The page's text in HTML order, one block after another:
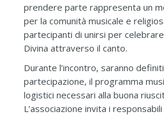
prendere parte rappresenta un
per la comunità musicale e
partecipanti di unirsi per
Divina attraverso il canto.
Durante l’incontro, saranno
partecipazione, il programma
logistici necessari alla buona
L’associazione invita i